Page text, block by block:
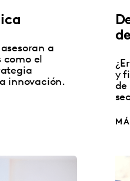
a
como el
innovación.
y
de